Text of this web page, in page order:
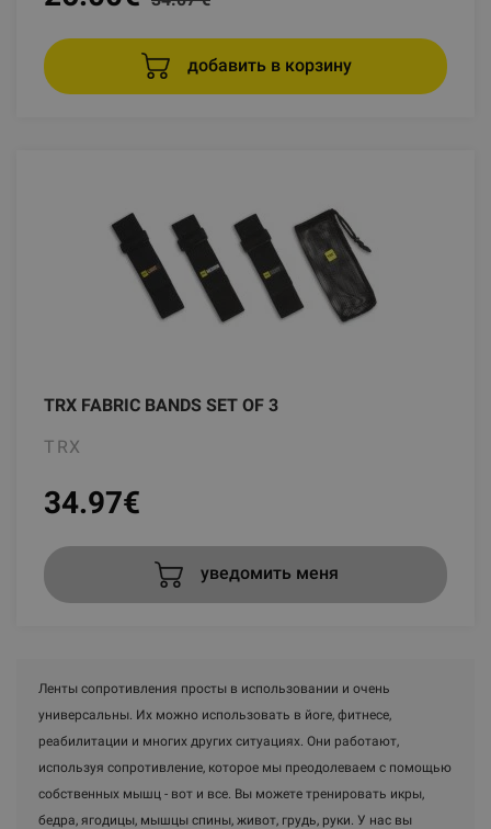
добавить в корзину
TRX FABRIC BANDS SET OF 3
TRX
34.97€
уведомить меня
Ленты сопротивления просты в использовании и очень
универсальны. Их можно использовать в йоге, фитнесе,
реабилитации и многих других ситуациях. Они работают,
используя сопротивление, которое мы преодолеваем с помощью
собственных мышц - вот и все. Вы можете тренировать икры,
бедра, ягодицы, мышцы спины, живот, грудь, руки. У нас вы